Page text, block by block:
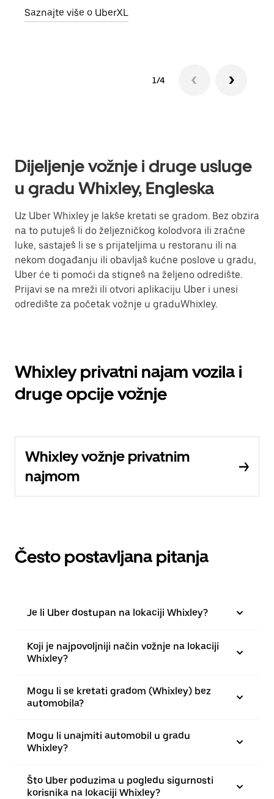
Saznajte više o UberXL
1/4
Dijeljenje vožnje i druge usluge
u gradu Whixley, Engleska
Uz Uber Whixley je lakše kretati se gradom. Bez obzira
na to putuješ li do željezničkog kolodvora ili zračne
luke, sastaješ li se s prijateljima u restoranu ili na
nekom događanju ili obavljaš kućne poslove u gradu,
Uber će ti pomoći da stigneš na željeno odredište.
Prijavi se na mreži ili otvori aplikaciju Uber i unesi
odredište za početak vožnje u graduWhixley.
Whixley privatni najam vozila i
druge opcije vožnje
Whixley vožnje privatnim
najmom
Često postavljana pitanja
Je li Uber dostupan na lokaciji Whixley?
Koji je najpovoljniji način vožnje na lokaciji
Whixley?
Mogu li se kretati gradom (Whixley) bez
automobila?
Mogu li unajmiti automobil u gradu
Whixley?
Što Uber poduzima u pogledu sigurnosti
korisnika na lokaciji Whixley?